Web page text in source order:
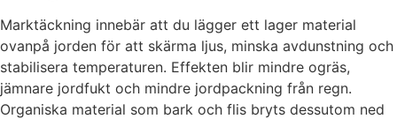
Marktäckning innebär att du lägger ett lager material
ovanpå jorden för att skärma ljus, minska avdunstning och
stabilisera temperaturen. Effekten blir mindre ogräs,
jämnare jordfukt och mindre jordpackning från regn.
Organiska material som bark och flis bryts dessutom ned